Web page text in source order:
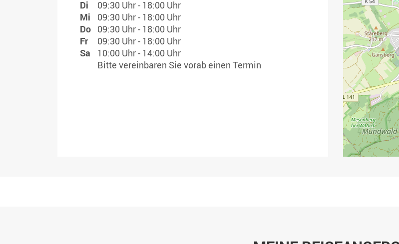
Di
09:30 Uhr - 18:00 Uhr
Mi
09:30 Uhr - 18:00 Uhr
Do 09:30 Uhr - 18:00 Uhr
Fr
09:30 Uhr - 18:00 Uhr
Sa
10:00 Uhr - 14:00 Uhr
Bitte vereinbaren Sie vorab einen Termin